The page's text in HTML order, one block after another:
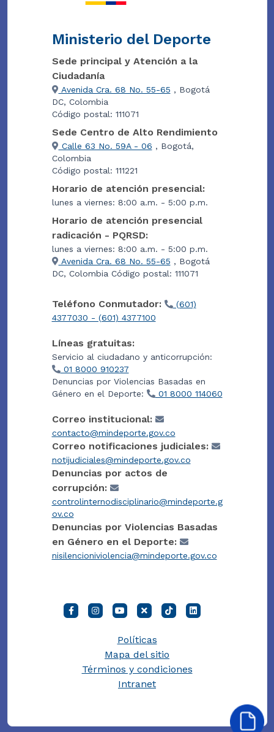
Ministerio del Deporte
Sede principal y Atención a la
Ciudadanía
Avenida Cra. 68 No. 55-65 , Bogotá
DC, Colombia
Código postal: 111071
Sede Centro de Alto Rendimiento
Calle 63 No. 59A - 06 , Bogotá,
Colombia
Código postal: 111221
Horario de atención presencial:
lunes a viernes: 8:00 a.m. - 5:00 p.m.
Horario de atención presencial
radicación - PQRSD:
lunes a viernes: 8:00 a.m. - 5:00 p.m.
Avenida Cra. 68 No. 55-65 , Bogotá
DC, Colombia Código postal: 111071
Teléfono Conmutador:
(601)
4377030 - (601) 4377100
Líneas gratuitas:
Servicio al ciudadano y anticorrupción:
01 8000 910237
Denuncias por Violencias Basadas en
Género en el Deporte:
01 8000 114060
Correo institucional:
contacto@mindeporte.gov.co
Correo notificaciones judiciales:
notijudiciales@mindeporte.gov.co
Denuncias por actos de
corrupción:
controlinternodisciplinario@mindeporte.g
ov.co
Denuncias por Violencias Basadas
en Género en el Deporte:
nisilencioniviolencia@mindeporte.gov.co
Políticas
Mapa del sitio
Términos y condiciones
Intranet